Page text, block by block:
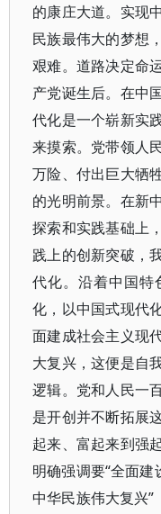
的康庄大道。实现
民族最伟大的梦想
艰难。道路决定命
产党诞生后。在中
代化是一个崭新实
来摸索。党带领人
万险、付出巨大牺
的光明前景。在新
探索和实践基础上
践上的创新突破，
代化。沿着中国特
化，以中国式现代
面建成社会主义现
大复兴，这便是自
逻辑。党和人民一
是开创并不断拓展
起来、富起来到强
明确强调要“全面建
中华民族伟大复兴”